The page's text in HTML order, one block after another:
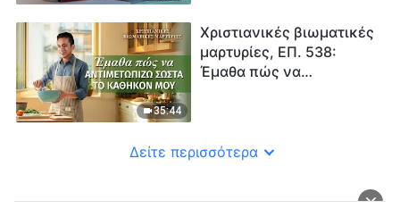
35:44
Χριστιανικές βιωματικές
μαρτυρίες, ΕΠ. 538:
Έμαθα πώς να
Δείτε περισσότερα